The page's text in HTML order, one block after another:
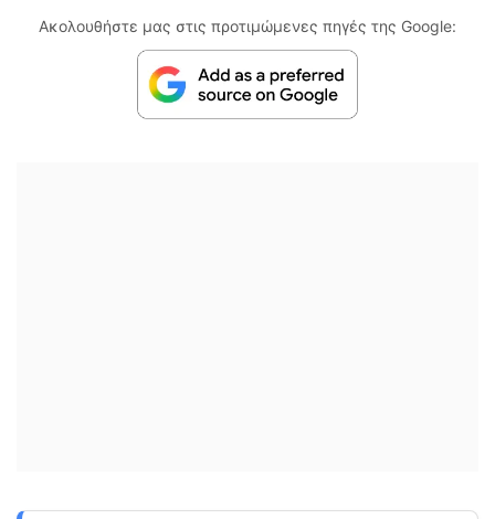
Ακολουθήστε μας στις προτιμώμενες πηγές της Google: